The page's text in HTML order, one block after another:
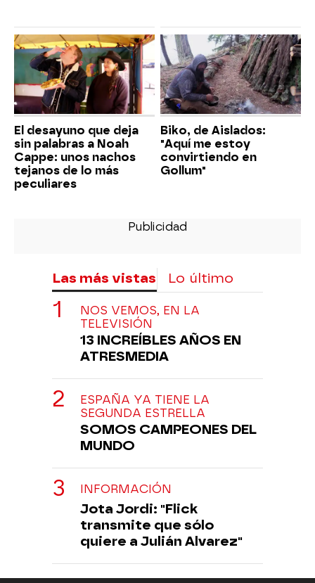
El desayuno que deja
sin palabras a Noah
Cappe: unos nachos
tejanos de lo más
peculiares
Biko, de Aislados:
"Aquí me estoy
convirtiendo en
Gollum"
Las más vistas Lo último
NOS VEMOS, EN LA
TELEVISIÓN
13 INCREÍBLES AÑOS EN
ATRESMEDIA
ESPAÑA YA TIENE LA
SEGUNDA ESTRELLA
SOMOS CAMPEONES DEL
MUNDO
INFORMACIÓN
Jota Jordi: "Flick
transmite que sólo
quiere a Julián Alvarez"